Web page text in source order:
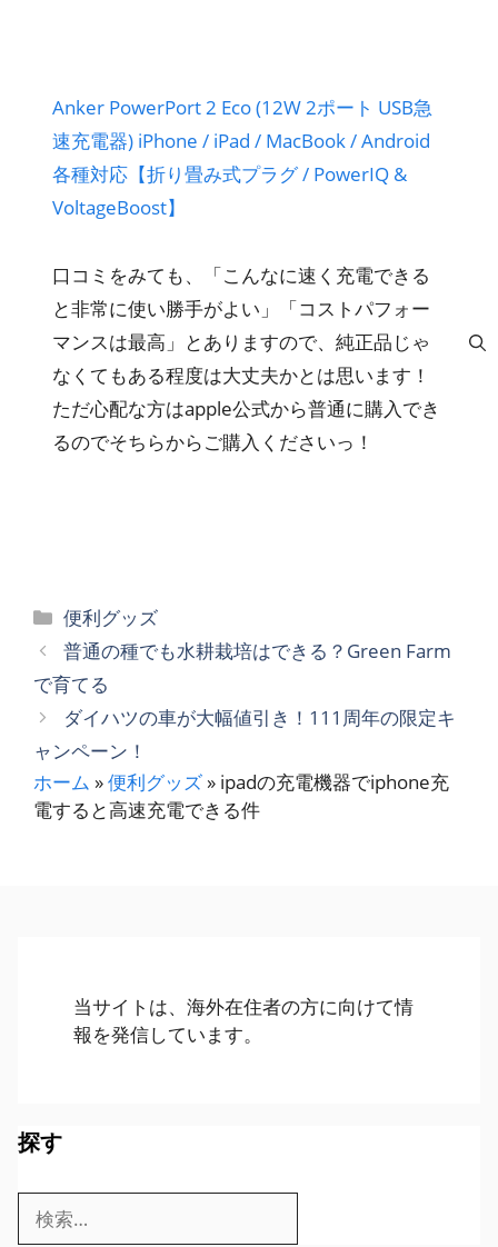
Anker PowerPort 2 Eco (12W 2ポート USB急
速充電器) iPhone / iPad / MacBook / Android
各種対応【折り畳み式プラグ / PowerIQ &
VoltageBoost】
口コミをみても、「こんなに速く充電できる
と非常に使い勝手がよい」「コストパフォー
マンスは最高」とありますので、純正品じゃ
なくてもある程度は大丈夫かとは思います！
ただ心配な方はapple公式から普通に購入でき
るのでそちらからご購入くださいっ！
カ
テ
ゴ
リ
ー
便利グッズ
普通の種でも水耕栽培はできる？Green Farm
で育てる
ダイハツの車が大幅値引き！111周年の限定キ
ャンペーン！
ホーム »便利グッズ » ipadの充電機器でiphone充
電すると高速充電できる件
当サイトは、海外在住者の方に向けて情
報を発信しています。
探す
索: